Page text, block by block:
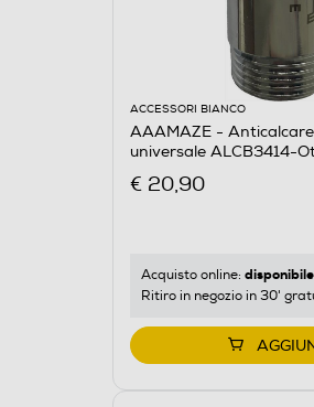
ACCESSORI BIANCO
AAAMAZE -
universale ALCB3414-
€ 20,90
Acquisto online: disponibile
Ritiro in negozio in 30'